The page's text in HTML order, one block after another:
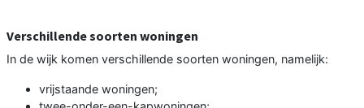
Verschillende soorten woningen
In de wijk komen verschillende soorten woningen, namelijk:
vrijstaande woningen;